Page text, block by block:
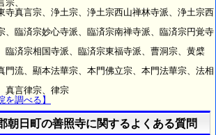
、
言宗、浄土宗、浄土宗西山禅林寺派、浄土宗西
済宗妙心寺派、臨済宗南禅寺派、臨済宗円覚寺
宗相国寺派、臨済宗東福寺派、曹洞宗、黄檗
、顯本法華宗、本門佛立宗、本門法華宗、法相
言律宗、律宗
調べる】
朝日町の善照寺に関するよくある質問